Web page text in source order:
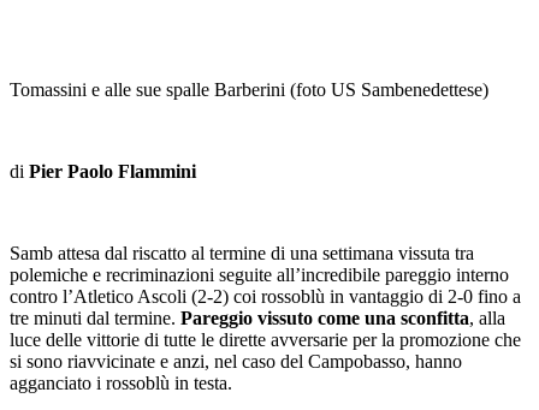
Tomassini e alle sue spalle Barberini (foto US Sambenedettese)
di Pier Paolo Flammini
Samb attesa dal riscatto al termine di una settimana vissuta tra
polemiche e recriminazioni seguite all’incredibile pareggio interno
contro l’Atletico Ascoli (2-2) coi rossoblù in vantaggio di 2-0 fino a
tre minuti dal termine. Pareggio vissuto come una sconfitta, alla
luce delle vittorie di tutte le dirette avversarie per la promozione che
si sono riavvicinate e anzi, nel caso del Campobasso, hanno
agganciato i rossoblù in testa.